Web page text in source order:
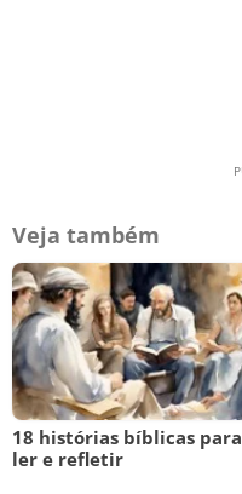
Veja também
18 histórias bíblicas para
ler e refletir